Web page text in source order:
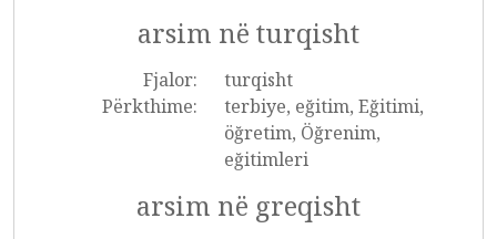
arsim në turqisht
Fjalor:
turqisht
Përkthime:
terbiye, eğitim, Eğitimi,
öğretim, Öğrenim,
eğitimleri
arsim në greqisht